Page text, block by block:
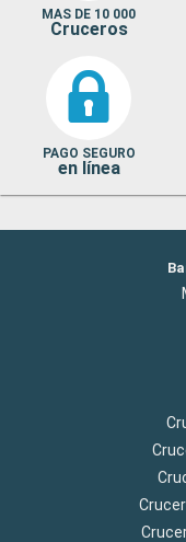
MAS DE 10 000
Cruceros
PAGO SEGURO
en línea